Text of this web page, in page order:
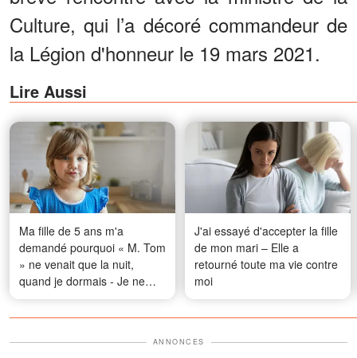
Culture, qui l’a décoré commandeur de
la Légion d'honneur le 19 mars 2021.
Lire Aussi
Ma fille de 5 ans m'a
demandé pourquoi « M. Tom
» ne venait que la nuit,
quand je dormais - Je ne
connais aucun Tom, alors j'ai
installé une caméra dans sa
J'ai essayé d'accepter la fille
de mon mari – Elle a
retourné toute ma vie contre
moi
ANNONCES